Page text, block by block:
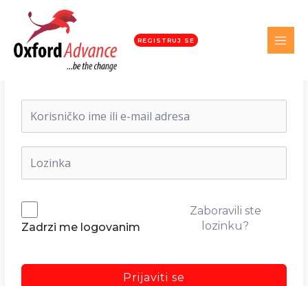
REGISTRUJ SE
Dobrodošli nazad!
Zadrzi me logovanim
Zaboravili ste
lozinku?
Prijaviti se